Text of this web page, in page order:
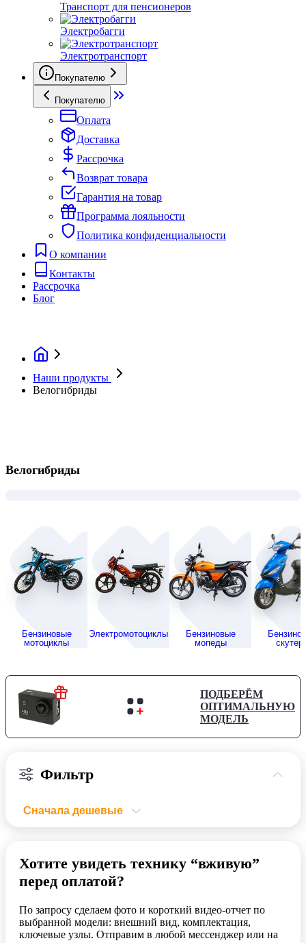
Транспорт для пенсионеров
Электробагги
Электротранспорт
Покупателю
Покупателю
Оплата
Доставка
Рассрочка
Возврат товара
Гарантия на товар
Программа лояльности
Политика конфиденциальности
О компании
Контакты
Рассрочка
Блог
Наши продукты
Велогибриды
Велогибриды
Бензиновые
мотоциклы
Электромотоциклы
Бензиновые
мопеды
ПОДБЕРЁМ
ОПТИМАЛЬНУЮ
МОДЕЛЬ
Фильтр
Сначала дешевые
Сначала дешевые
По рейтингу
Сначала популярные
Сначала новые
-
3186 3422 3659 3895
Хотите увидеть технику “вживую”
перед оплатой?
По запросу сделаем фото и короткий видео-отчет по
выбранной модели: внешний вид, комплектация,
ключевые узлы. Отправим в любой мессенджер или на